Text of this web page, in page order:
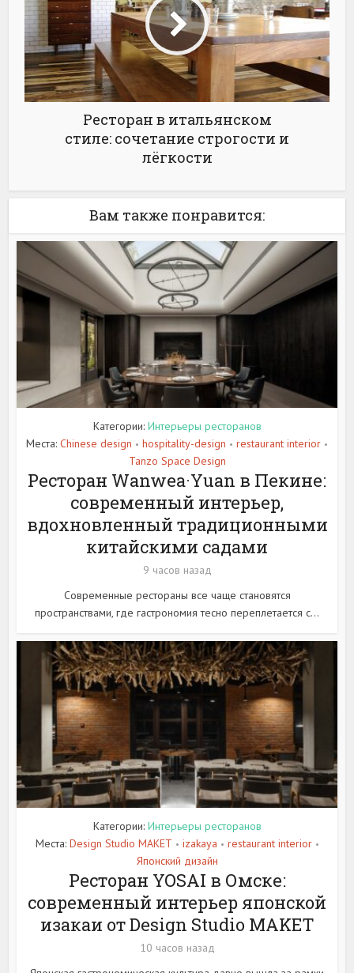
Ресторан в итальянском
стиле: сочетание строгости и
лёгкости
Вам также понравится:
Категории: Интерьеры ресторанов
Места: Chinese design • hospitality-design • restaurant interior •
Tanzo Space Design
Ресторан Wanwea·Yuan в Пекине:
современный интерьер,
вдохновленный традиционными
китайскими садами
9 часов назад
Современные рестораны все чаще становятся
пространствами, где гастрономия тесно переплетается с...
Категории: Интерьеры ресторанов
Места: Design Studio MAKET • izakaya • restaurant interior •
Японский дизайн
Ресторан YOSAI в Омске:
современный интерьер японской
изакаи от Design Studio MAKET
10 часов назад